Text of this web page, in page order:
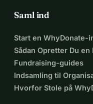
Saml ind
Start en WhyDonate-
Sådan Opretter Du
Fundraising-guides
Indsamling til
Hvorfor Stole på